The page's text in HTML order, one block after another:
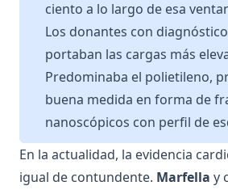
ciento a lo largo de esa
Los donantes con
portaban las cargas más
Predominaba el polietileno,
buena medida en forma de
nanoscópicos con perfil de
En la actualidad, la evidencia
igual de contundente. Marfella y